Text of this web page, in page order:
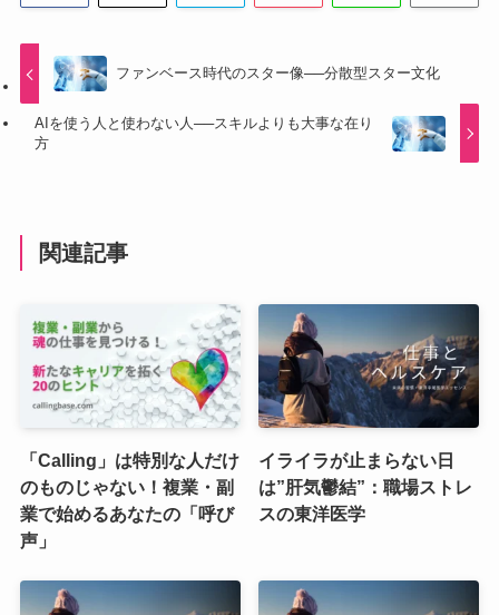
ファンベース時代のスター像──分散型スター文化
AIを使う人と使わない人──スキルよりも大事な在り
方
関連記事
「Calling」は特別な人だけ
のものじゃない！複業・副
業で始めるあなたの「呼び
声」
イライラが止まらない日
は”肝気鬱結”：職場ストレ
スの東洋医学